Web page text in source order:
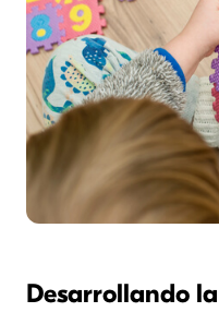
Desarrollando